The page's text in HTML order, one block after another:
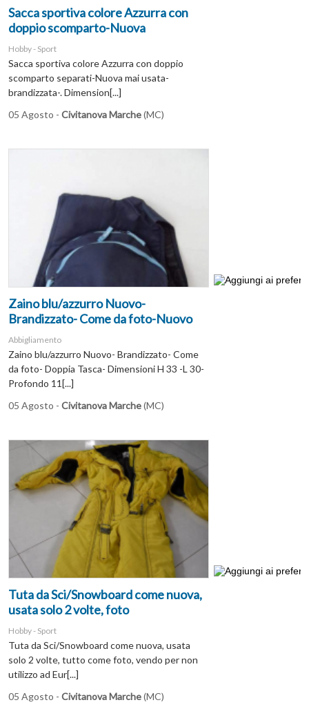
Sacca sportiva colore Azzurra con
doppio scomparto-Nuova
Hobby - Sport
Sacca sportiva colore Azzurra con doppio
scomparto separati-Nuova mai usata-
brandizzata-. Dimension[...]
05 Agosto - Civitanova Marche(MC)
Zaino blu/azzurro Nuovo-
Brandizzato- Come da foto-Nuovo
Abbigliamento
Zaino blu/azzurro Nuovo- Brandizzato- Come
da foto- Doppia Tasca- Dimensioni H 33 -L 30-
Profondo 11[...]
05 Agosto - Civitanova Marche(MC)
Tuta da Sci/Snowboard come nuova,
usata solo 2 volte, foto
Hobby - Sport
Tuta da Sci/Snowboard come nuova, usata
solo 2 volte, tutto come foto, vendo per non
utilizzo ad Eur[...]
05 Agosto - Civitanova Marche(MC)